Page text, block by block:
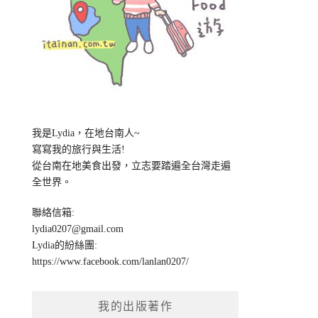
我是Lydia，在地台南人~
寫寫我的旅行與生活!
從台南在地美食出發，立志要踏遍全台灣走遍
全世界。
聯絡信箱:
lydia0207@gmail.com
Lydia的紛絲團:
https://www.facebook.com/lanlan0207/
我的出版著作